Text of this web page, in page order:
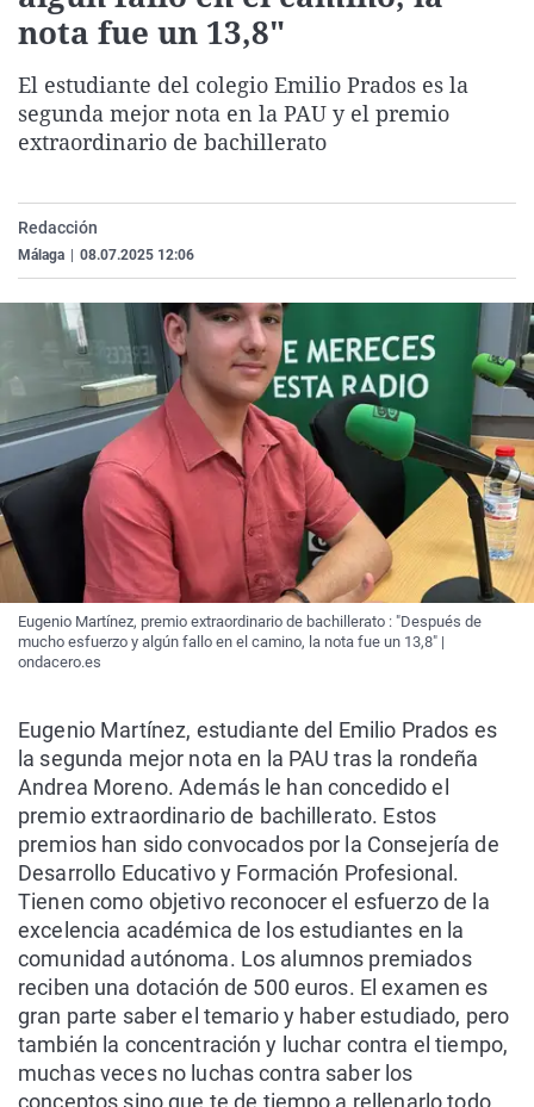
La rosa de los vientos
Como el perro y el
Equipo de
Extremadura
La Rioja
Virales
Elecciones
nota fue un 13,8"
El estudiante del colegio Emilio Prados es la
segunda mejor nota en la PAU y el premio
extraordinario de bachillerato
Redacción
Málaga 08.07.2025 12:06
Eugenio Martínez, premio extraordinario de bachillerato : "Después de
mucho esfuerzo y algún fallo en el camino, la nota fue un 13,8" |
ondacero.es
Eugenio Martínez, estudiante del Emilio Prados es
la segunda mejor nota en la PAU tras la rondeña
Andrea Moreno. Además le han concedido el
premio extraordinario de bachillerato. Estos
premios han sido convocados por la Consejería de
Desarrollo Educativo y Formación Profesional.
Tienen como objetivo reconocer el esfuerzo de la
excelencia académica de los estudiantes en la
comunidad autónoma. Los alumnos premiados
reciben una dotación de 500 euros. El examen es
gran parte saber el temario y haber estudiado, pero
también la concentración y luchar contra el tiempo,
muchas veces no luchas contra saber los
conceptos sino que te de tiempo a rellenarlo todo